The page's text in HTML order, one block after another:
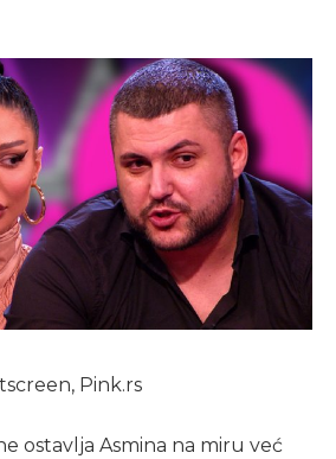
Pink.rs
ostavlja Asmina na miru već